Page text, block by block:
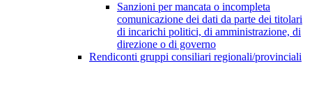
Sanzioni per mancata o incompleta
comunicazione dei dati da parte dei titolari
di incarichi politici, di amministrazione, di
direzione o di governo
Rendiconti gruppi consiliari regionali/provinciali